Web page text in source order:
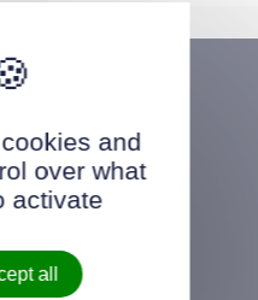
and
over what
activate
all